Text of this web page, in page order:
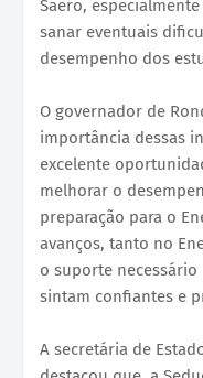
Saero,
sanar eventuais
desempenho dos
O governador de
importância dessas
excelente
melhorar o
preparação para o
avanços, tanto no
o suporte necessário
sintam confiantes e
A secretária de